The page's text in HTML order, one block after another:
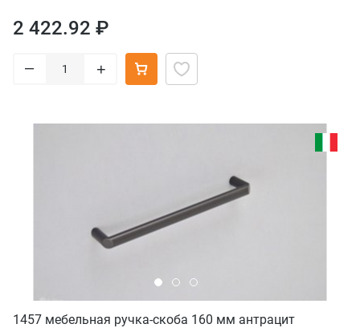
2 422.92 ₽
– +
1457 мебельная ручка-скоба 160 мм антрацит